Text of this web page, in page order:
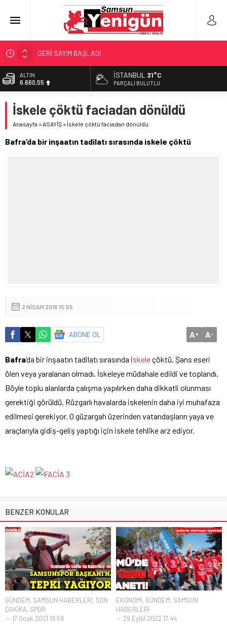
GERİ SAYIM BAŞLADI
SAMSUNSPOR’DA HEDEF 5’İNCİLİK!
‘BAFRA’YA YATIRIM YAPIN!’
YÖNETİCİ SEÇERKEN YAPILAN EN BÜYÜK HATALAR
ALTIN
6.660,55
13.779,39
DOLAR
İSTANBUL 31°C
PARÇALI BULUTLU
İskele çöktü faciadan dönüldü
Anasayfa »ASAYİŞ » İskele çöktü faciadan dönüldü
Bafra’da bir inşaatın tadilatı sırasında iskele çöktü
2 NISAN 2016 15:55
ABONE OL A+ A-
Bafra‘da bir inşaatın tadilatı sırasında iskeleçöktü. Şans eseri
ölen veya yaralanan olmadı. İskeleye müdahale edildi ve toplandı.
Böyle toplu alanlarda çalışma yapılırken daha dikkatli olunması
gerektiği görüldü. Rüzgarlı havalarda iskelenin daha iyi muhafaza
edilmesi gerekiyor. O güzargah üzerinden vatandaşların yaya ve
araçlarıyla gidiş-geliş yaptığı için iskele tehlike arz ediyor.
BENZER KONULAR
GÜNDEM, SAMSUN HABERLERİ, SON
DAKİKA, SPOR
17 Ocak 2021 19:59
EKONOMİ, GÜNDEM, SAMSUN
HABERLERİ
29 Eylül 2022 17:44